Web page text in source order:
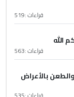
قراءات :519
الله
قراءات :563
بالأعراض